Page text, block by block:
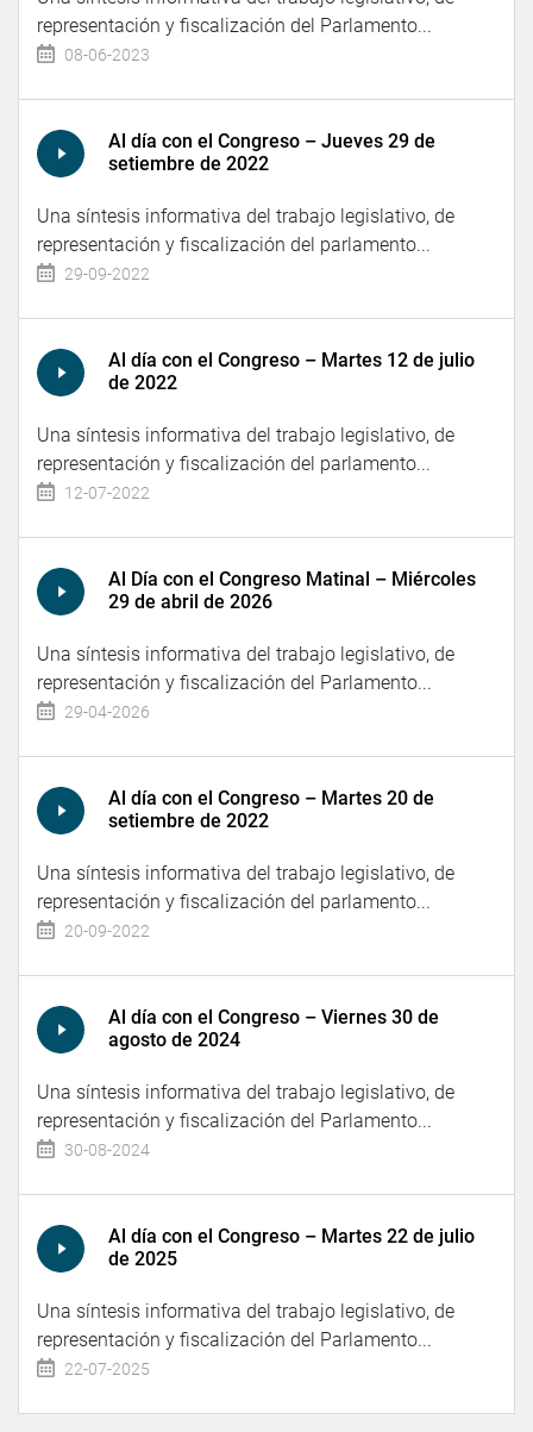
representación y fiscalización del Parlamento...
08-06-2023
Al día con el Congreso – Jueves 29 de
setiembre de 2022
Una síntesis informativa del trabajo legislativo, de
representación y fiscalización del parlamento...
29-09-2022
Al día con el Congreso – Martes 12 de julio
de 2022
Una síntesis informativa del trabajo legislativo, de
representación y fiscalización del parlamento...
12-07-2022
Al Día con el Congreso Matinal – Miércoles
29 de abril de 2026
Una síntesis informativa del trabajo legislativo, de
representación y fiscalización del Parlamento...
29-04-2026
Al día con el Congreso – Martes 20 de
setiembre de 2022
Una síntesis informativa del trabajo legislativo, de
representación y fiscalización del parlamento...
20-09-2022
Al día con el Congreso – Viernes 30 de
agosto de 2024
Una síntesis informativa del trabajo legislativo, de
representación y fiscalización del Parlamento...
30-08-2024
Al día con el Congreso – Martes 22 de julio
de 2025
Una síntesis informativa del trabajo legislativo, de
representación y fiscalización del Parlamento...
22-07-2025